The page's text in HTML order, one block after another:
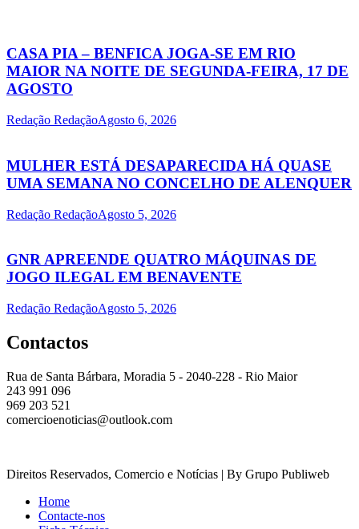
CASA PIA – BENFICA JOGA-SE EM RIO
MAIOR NA NOITE DE SEGUNDA-FEIRA, 17 DE
AGOSTO
Redação RedaçãoAgosto 6, 2026
MULHER ESTÁ DESAPARECIDA HÁ QUASE
UMA SEMANA NO CONCELHO DE ALENQUER
Redação RedaçãoAgosto 5, 2026
GNR APREENDE QUATRO MÁQUINAS DE
JOGO ILEGAL EM BENAVENTE
Redação RedaçãoAgosto 5, 2026
Contactos
Rua de Santa Bárbara, Moradia 5 - 2040-228 - Rio Maior
243 991 096
969 203 521
comercioenoticias@outlook.com
Direitos Reservados, Comercio e Notícias | By Grupo Publiweb
Home
Contacte-nos